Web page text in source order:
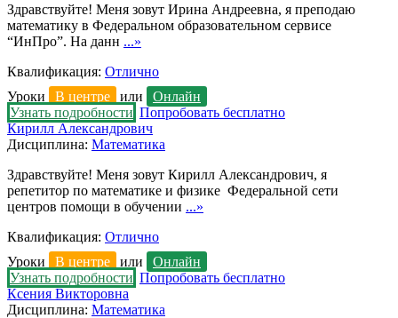
Здравствуйте! Меня зовут Ирина Андреевна, я преподаю
математику в Федеральном образовательном сервисе
“ИнПро”. На данн ...»
Квалификация: Отлично
Уроки
В центре или
Онлайн
Узнать подробности Попробовать бесплатно
Кирилл Александрович
Дисциплина: Математика
Здравствуйте! Меня зовут Кирилл Александрович, я
репетитор по математике и физике Федеральной сети
центров помощи в обучении ...»
Квалификация: Отлично
Уроки
В центре или
Онлайн
Узнать подробности Попробовать бесплатно
Ксения Викторовна
Дисциплина: Математика